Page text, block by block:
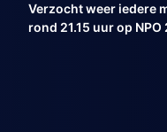
Verzocht weer iedere
rond 21.15 uur op NPO